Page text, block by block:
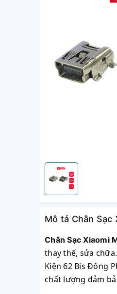
Mô tả Chân Sạc
Chân Sạc Xiaomi
thay thế, sửa
Kiện 62 Bis Đông
chất lượng đảm